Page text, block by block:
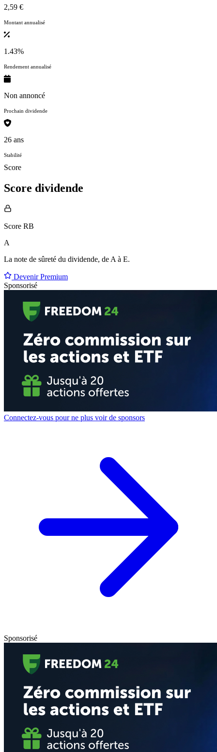
2,59 €
Montant annualisé
1.43%
Rendement annualisé
Non annoncé
Prochain dividende
26 ans
Stabilité
Score
Score dividende
Score RB
A
La note de sûreté du dividende, de A à E.
Devenir Premium
Sponsorisé
Connectez-vous pour ne plus voir de sponsors
Sponsorisé